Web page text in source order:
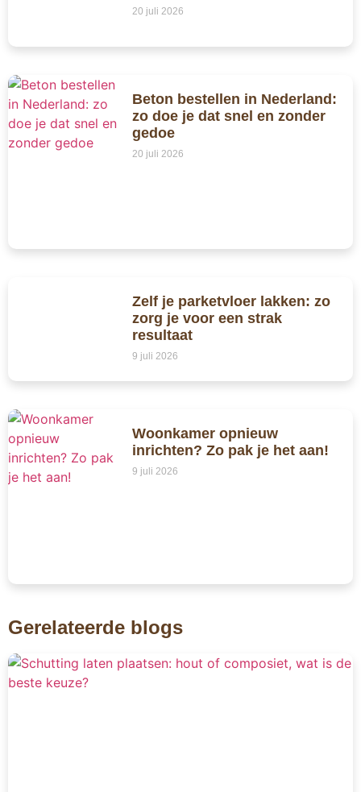
20 juli 2026
Beton bestellen in Nederland:
zo doe je dat snel en zonder
gedoe
20 juli 2026
Zelf je parketvloer lakken: zo
zorg je voor een strak
resultaat
9 juli 2026
Woonkamer opnieuw
inrichten? Zo pak je het aan!
9 juli 2026
Gerelateerde blogs